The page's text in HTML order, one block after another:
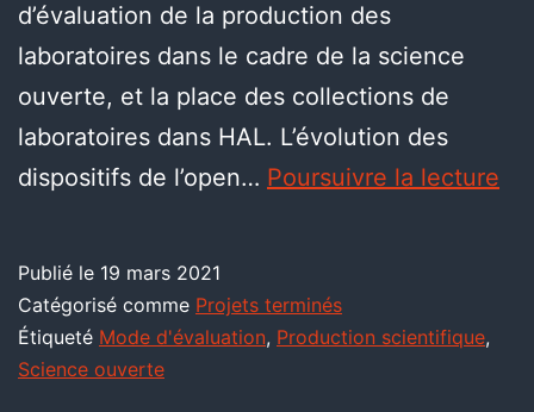
d’évaluation de la production des
laboratoires dans le cadre de la science
ouverte, et la place des collections de
laboratoires dans HAL. L’évolution des
dispositifs de l’open… Poursuivre la lecture
Publié le 19 mars 2021
Catégorisé comme Projets terminés
Étiqueté Mode d'évaluation, Production scientifique,
Science ouverte